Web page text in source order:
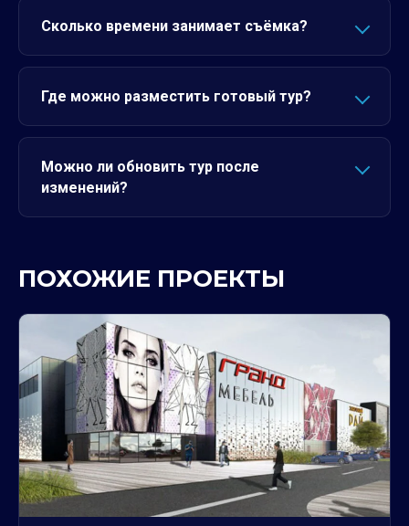
Сколько времени занимает съёмка?
Где можно разместить готовый тур?
Можно ли обновить тур после
изменений?
ПОХОЖИЕ ПРОЕКТЫ